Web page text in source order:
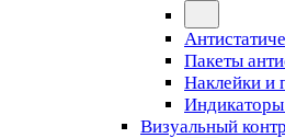
Пакеты
Наклейки и
Визуальный